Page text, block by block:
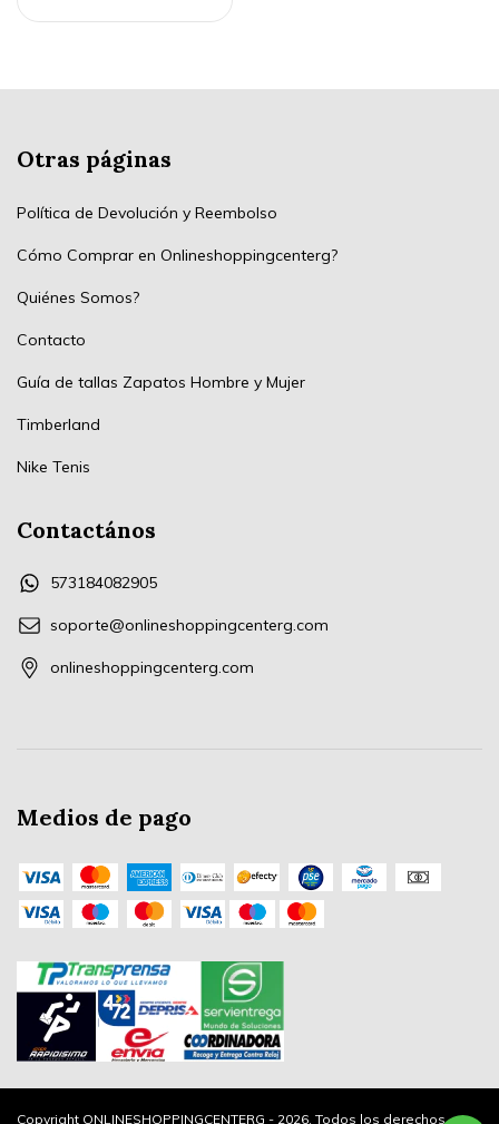
Otras páginas
Política de Devolución y Reembolso
Cómo Comprar en Onlineshoppingcenterg?
Quiénes Somos?
Contacto
Guía de tallas Zapatos Hombre y Mujer
Timberland
Nike Tenis
Contactános
573184082905
soporte@onlineshoppingcenterg.com
onlineshoppingcenterg.com
Medios de pago
Copyright ONLINESHOPPINGCENTERG - 2026. Todos los derechos